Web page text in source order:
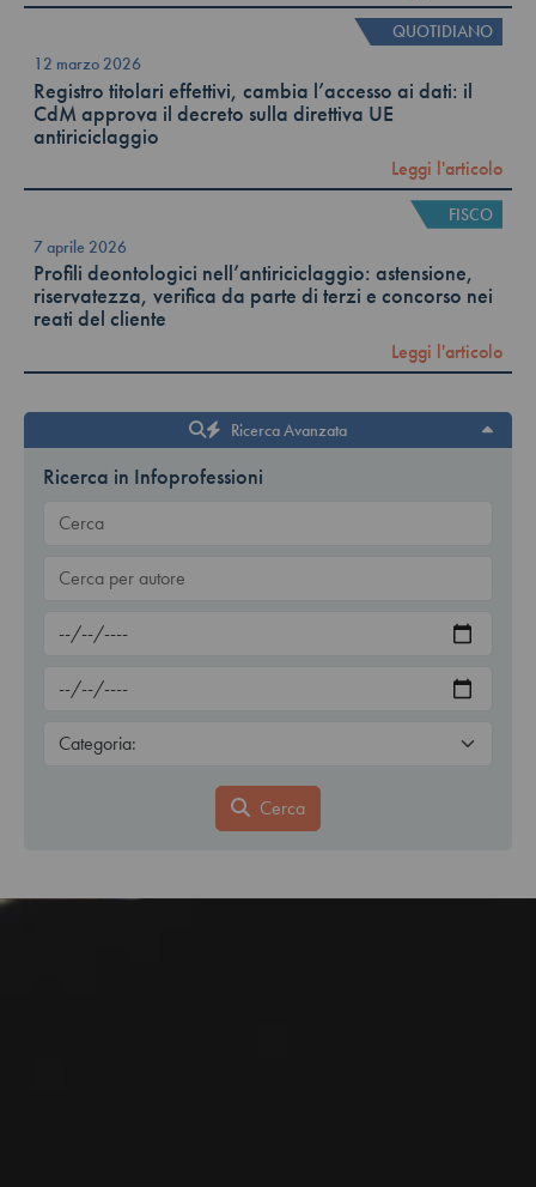
QUOTIDIANO
12 marzo 2026
Registro titolari effettivi, cambia l’accesso ai dati: il
CdM approva il decreto sulla direttiva UE
antiriciclaggio
Leggi l'articolo
FISCO
7 aprile 2026
Profili deontologici nell’antiriciclaggio: astensione,
riservatezza, verifica da parte di terzi e concorso nei
reati del cliente
Leggi l'articolo
Ricerca Avanzata
Ricerca in Infoprofessioni
Cerca